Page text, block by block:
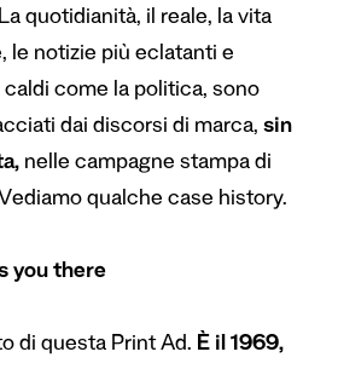
quotidianità, il reale, la vita
le notizie più eclatanti e
come la politica, sono
dai discorsi di marca, sin
nelle campagne stampa di
qualche case history.
you there
di questa Print Ad. È il 1969,